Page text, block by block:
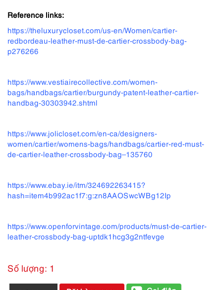
Reference links:
https://theluxurycloset.com/us-en/Women/cartier-
redbordeau-leather-must-de-cartier-crossbody-bag-
p276266
https://www.vestiairecollective.com/women-
bags/handbags/cartier/burgundy-patent-leather-cartier-
handbag-30303942.shtml
https://www.jolicloset.com/en-ca/designers-
women/cartier/womens-bags/handbags/cartier-red-must-
de-cartier-leather-crossbody-bag–135760
https://www.ebay.ie/itm/324692263415?
hash=item4b992ac1f7:g:zn8AAOSwcWBg12Ip
https://www.openforvintage.com/products/must-de-cartier-
leather-crossbody-bag-uptdk1hcg3g2ntfevge
Số lượng: 1